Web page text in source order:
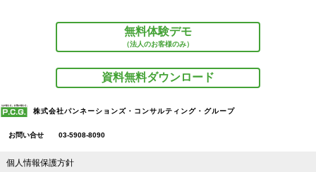
株式会社パンネーションズ・コンサルティング・グループ
お問い合せ 03-5908-8090
個人情報保護方針
無料体験デモ
（法人のお客様のみ）
資料無料ダウンロード